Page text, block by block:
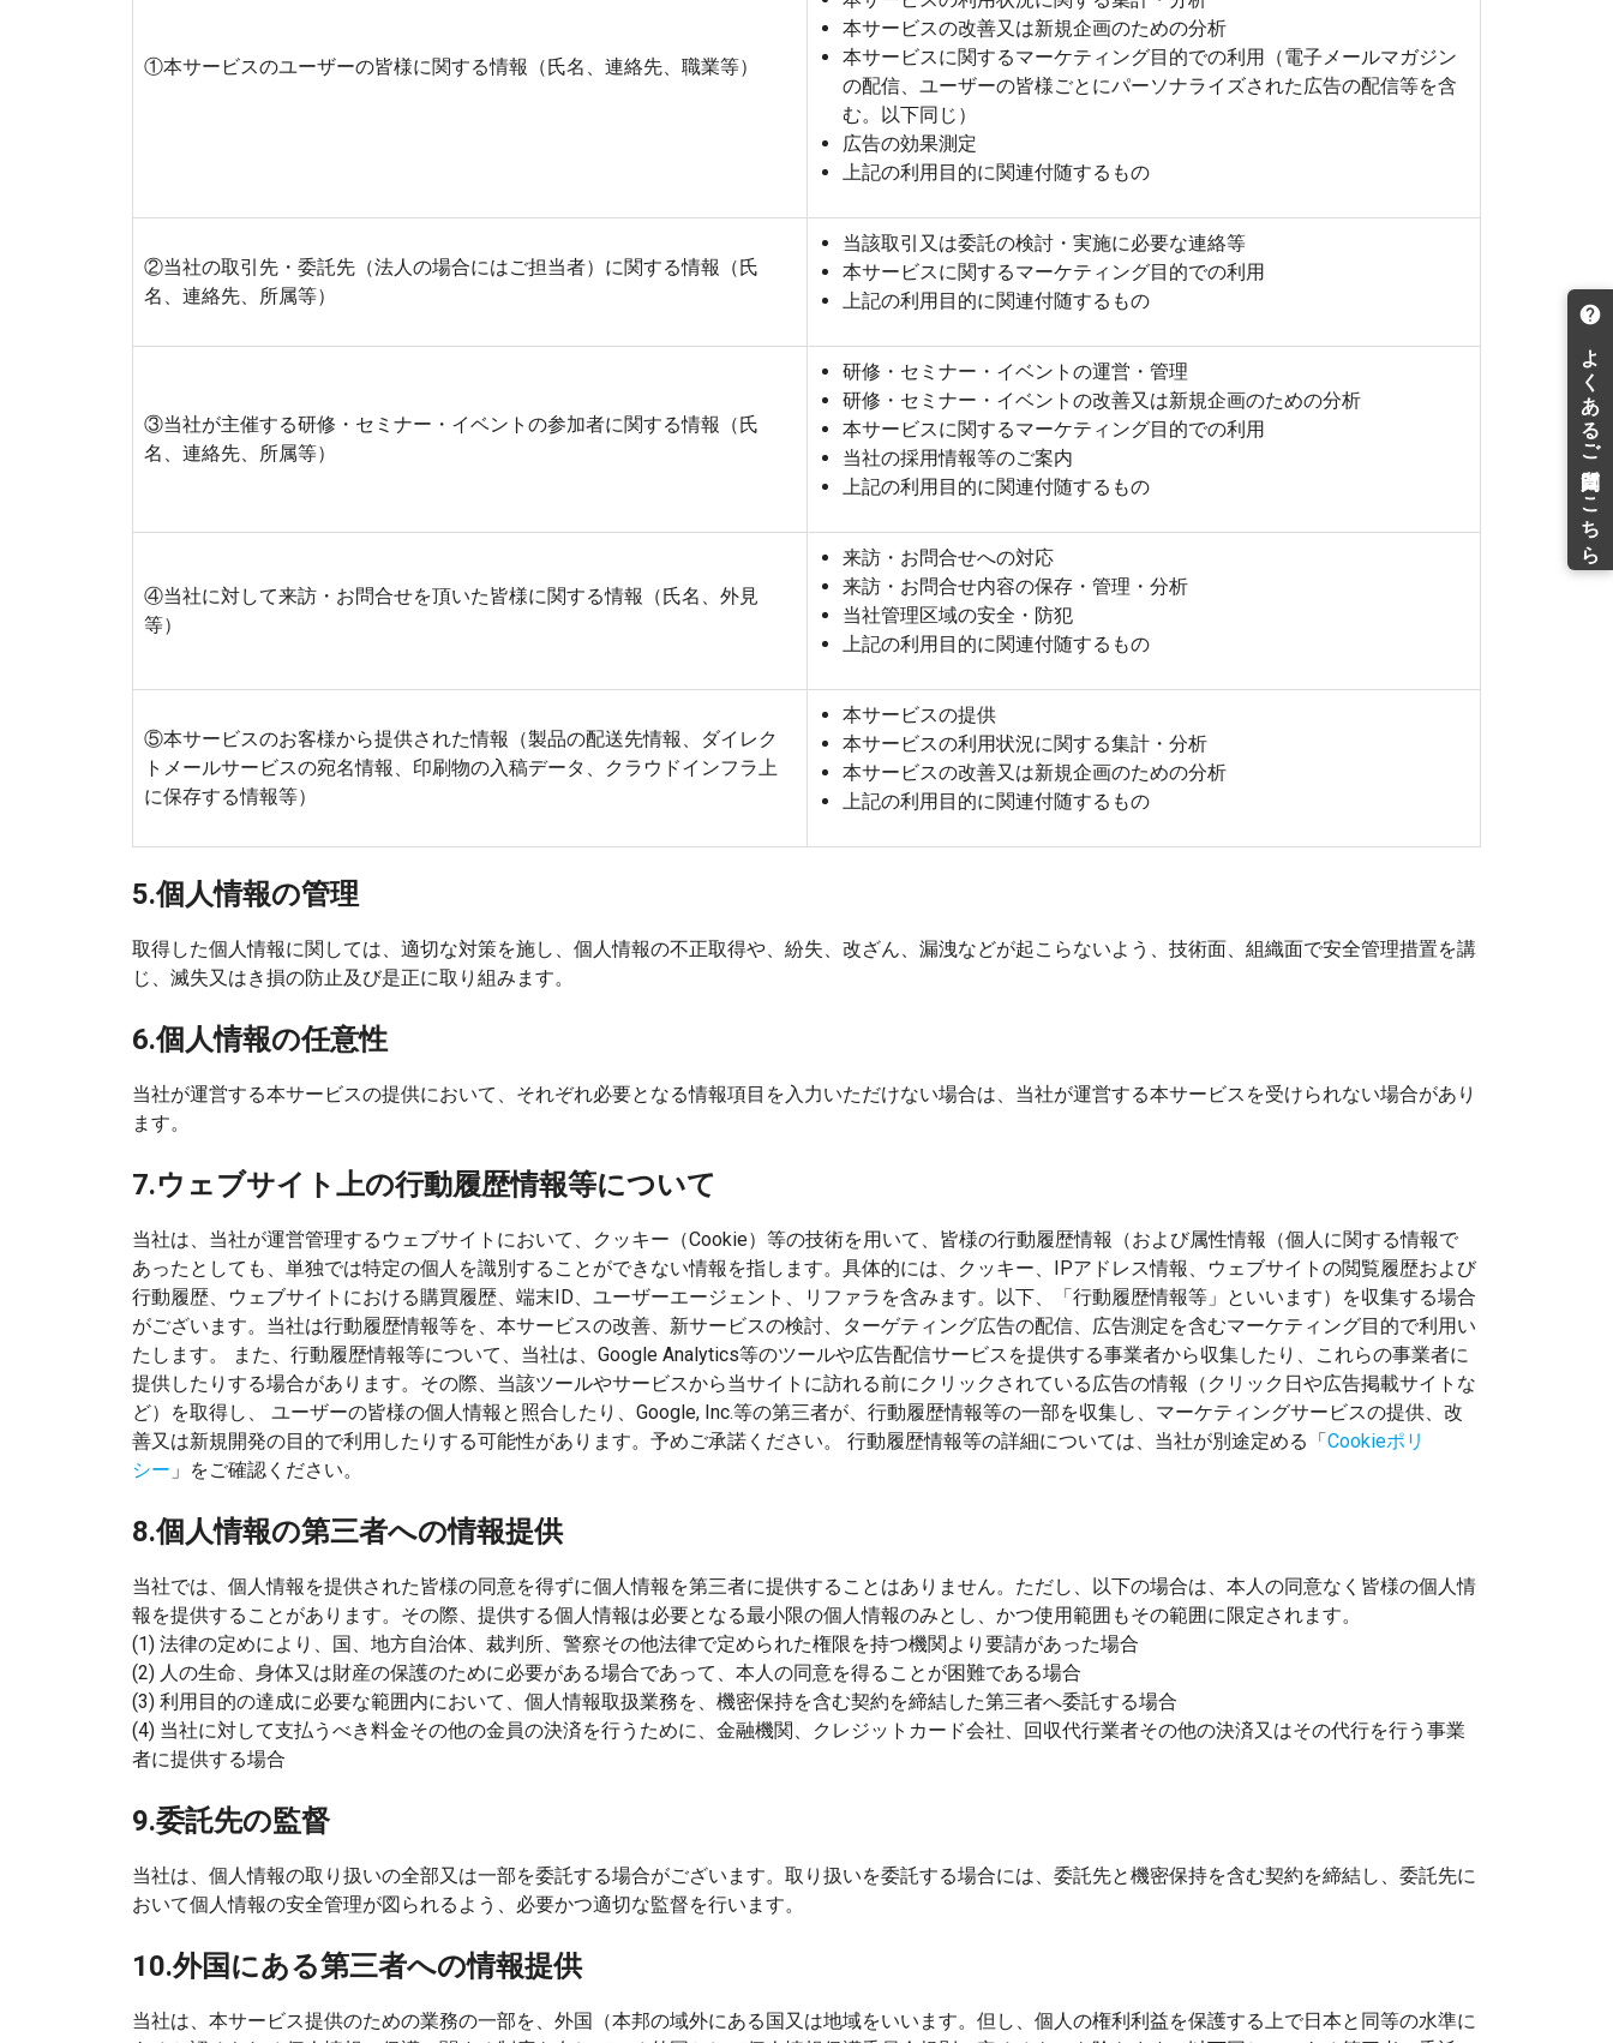
①本サービスのユーザーの皆様に関する情報（氏名、連絡先、職業等）
本サービスの改善又は新規企画のための分析
本サービスに関するマーケティング目的での利用（電子メールマガジン
の配信、ユーザーの皆様ごとにパーソナライズされた広告の配信等を含
む。以下同じ）
広告の効果測定
上記の利用目的に関連付随するもの
②当社の取引先・委託先（法人の場合にはご担当者）に関する情報（氏
名、連絡先、所属等）
当該取引又は委託の検討・実施に必要な連絡等
本サービスに関するマーケティング目的での利用
上記の利用目的に関連付随するもの
③当社が主催する研修・セミナー・イベントの参加者に関する情報（氏
名、連絡先、所属等）
研修・セミナー・イベントの運営・管理
研修・セミナー・イベントの改善又は新規企画のための分析
本サービスに関するマーケティング目的での利用
当社の採用情報等のご案内
上記の利用目的に関連付随するもの
④当社に対して来訪・お問合せを頂いた皆様に関する情報（氏名、外見
等）
来訪・お問合せへの対応
来訪・お問合せ内容の保存・管理・分析
当社管理区域の安全・防犯
上記の利用目的に関連付随するもの
⑤本サービスのお客様から提供された情報（製品の配送先情報、ダイレク
トメールサービスの宛名情報、印刷物の入稿データ、クラウドインフラ上
に保存する情報等）
本サービスの提供
本サービスの利用状況に関する集計・分析
本サービスの改善又は新規企画のための分析
上記の利用目的に関連付随するもの
5.個人情報の管理
取得した個人情報に関しては、適切な対策を施し、個人情報の不正取得や、紛失、改ざん、漏洩などが起こらないよう、技術面、組織面で安全管理措置を講
じ、滅失又はき損の防止及び是正に取り組みます。
6.個人情報の任意性
当社が運営する本サービスの提供において、それぞれ必要となる情報項目を入力いただけない場合は、当社が運営する本サービスを受けられない場合があり
ます。
7.ウェブサイト上の行動履歴情報等について
当社は、当社が運営管理するウェブサイトにおいて、クッキー（Cookie）等の技術を用いて、皆様の行動履歴情報（および属性情報（個人に関する情報で
あったとしても、単独では特定の個人を識別することができない情報を指します。具体的には、クッキー、IPアドレス情報、ウェブサイトの閲覧履歴および
行動履歴、ウェブサイトにおける購買履歴、端末ID、ユーザーエージェント、リファラを含みます。以下、「行動履歴情報等」といいます）を収集する場合
がございます。当社は行動履歴情報等を、本サービスの改善、新サービスの検討、ターゲティング広告の配信、広告測定を含むマーケティング目的で利用い
たします。 また、行動履歴情報等について、当社は、Google Analytics等のツールや広告配信サービスを提供する事業者から収集したり、これらの事業者に
提供したりする場合があります。その際、当該ツールやサービスから当サイトに訪れる前にクリックされている広告の情報（クリック日や広告掲載サイトな
ど）を取得し、 ユーザーの皆様の個人情報と照合したり、Google, Inc.等の第三者が、行動履歴情報等の一部を収集し、マーケティングサービスの提供、改
善又は新規開発の目的で利用したりする可能性があります。予めご承諾ください。 行動履歴情報等の詳細については、当社が別途定める「 Cookieポリ
シー 」をご確認ください。
8.個人情報の第三者への情報提供
当社では、個人情報を提供された皆様の同意を得ずに個人情報を第三者に提供することはありません。ただし、以下の場合は、本人の同意なく皆様の個人情
報を提供することがあります。その際、提供する個人情報は必要となる最小限の個人情報のみとし、かつ使用範囲もその範囲に限定されます。
(1) 法律の定めにより、国、地方自治体、裁判所、警察その他法律で定められた権限を持つ機関より要請があった場合
(2) 人の生命、身体又は財産の保護のために必要がある場合であって、本人の同意を得ることが困難である場合
(3) 利用目的の達成に必要な範囲内において、個人情報取扱業務を、機密保持を含む契約を締結した第三者へ委託する場合
(4) 当社に対して支払うべき料金その他の金員の決済を行うために、金融機関、クレジットカード会社、回収代行業者その他の決済又はその代行を行う事業
者に提供する場合
9.委託先の監督
当社は、個人情報の取り扱いの全部又は一部を委託する場合がございます。取り扱いを委託する場合には、委託先と機密保持を含む契約を締結し、委託先に
おいて個人情報の安全管理が図られるよう、必要かつ適切な監督を行います。
10.外国にある第三者への情報提供
当社は、本サービス提供のための業務の一部を、外国（本邦の域外にある国又は地域をいいます。但し、個人の権利利益を保護する上で日本と同等の水準に